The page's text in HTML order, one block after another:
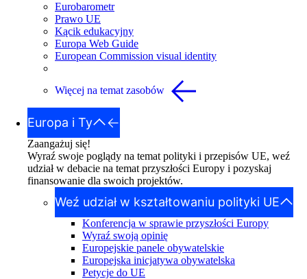
Eurobarometr
Prawo UE
Kącik edukacyjny
Europa Web Guide
European Commission visual identity
Więcej na temat zasobów
Europa i Ty
Zaangażuj się!
Wyraź swoje poglądy na temat polityki i przepisów UE, weź
udział w debacie na temat przyszłości Europy i pozyskaj
finansowanie dla swoich projektów.
Weź udział w kształtowaniu polityki UE
Konferencja w sprawie przyszłości Europy
Wyraź swoją opinię
Europejskie panele obywatelskie
Europejska inicjatywa obywatelska
Petycje do UE